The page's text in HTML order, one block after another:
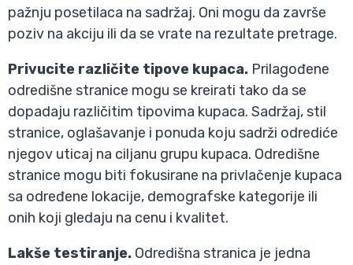
pažnju posetilaca na sadržaj. Oni mogu da završe
poziv na akciju ili da se vrate na rezultate pretrage.
Privucite različite tipove kupaca. Prilagođene
odredišne stranice mogu se kreirati tako da se
dopadaju različitim tipovima kupaca. Sadržaj, stil
stranice, oglašavanje i ponuda koju sadrži odrediće
njegov uticaj na ciljanu grupu kupaca. Odredišne
stranice mogu biti fokusirane na privlačenje kupaca
sa određene lokacije, demografske kategorije ili
onih koji gledaju na cenu i kvalitet.
Lakše testiranje. Odredišna stranica je jedna